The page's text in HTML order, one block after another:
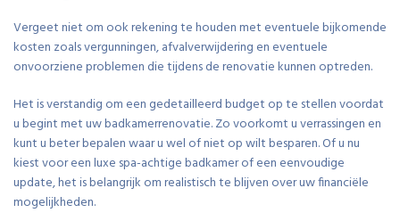
Vergeet niet om ook rekening te houden met eventuele bijkomende
kosten zoals vergunningen, afvalverwijdering en eventuele
onvoorziene problemen die tijdens de renovatie kunnen optreden.
Het is verstandig om een gedetailleerd budget op te stellen voordat
u begint met uw badkamerrenovatie. Zo voorkomt u verrassingen en
kunt u beter bepalen waar u wel of niet op wilt besparen. Of u nu
kiest voor een luxe spa-achtige badkamer of een eenvoudige
update, het is belangrijk om realistisch te blijven over uw financiële
mogelijkheden.